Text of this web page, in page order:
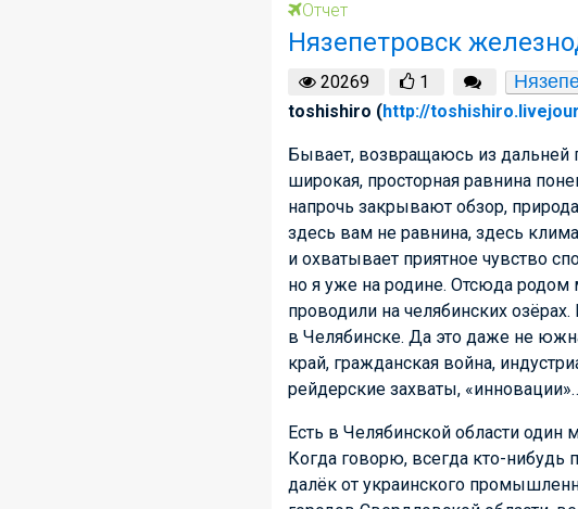
Отчет
Нязепетровск
20269 1
toshishiro (http://
Бывает, возвращаюсь из дальней
широкая, просторная равнина
напрочь закрывают обзор,
здесь вам не равнина, здесь
и охватывает приятное чувство
но я уже на родине. Отсюда родом
проводили на челябинских
в Челябинске. Да это даже не
край, гражданская война,
рейдерские захваты,
Есть в Челябинской области один
Когда говорю, всегда кто-нибудь
далёк от украинского